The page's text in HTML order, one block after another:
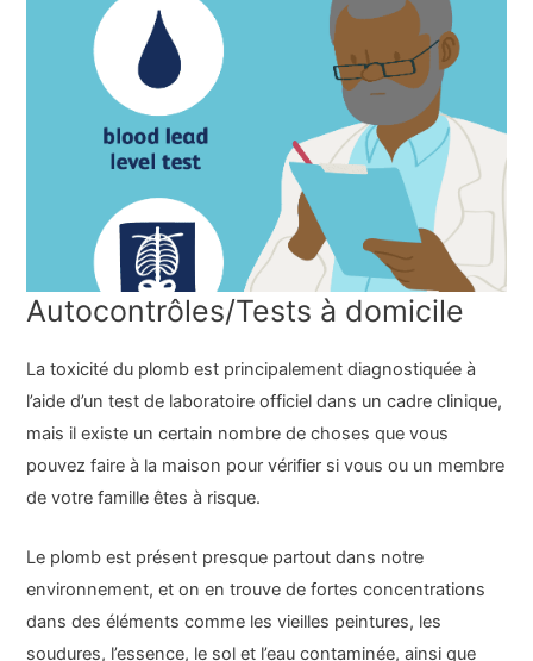
Autocontrôles/Tests à domicile
La toxicité du plomb est principalement diagnostiquée à
l’aide d’un test de laboratoire officiel dans un cadre clinique,
mais il existe un certain nombre de choses que vous
pouvez faire à la maison pour vérifier si vous ou un membre
de votre famille êtes à risque.
Le plomb est présent presque partout dans notre
environnement, et on en trouve de fortes concentrations
dans des éléments comme les vieilles peintures, les
soudures, l’essence, le sol et l’eau contaminée, ainsi que